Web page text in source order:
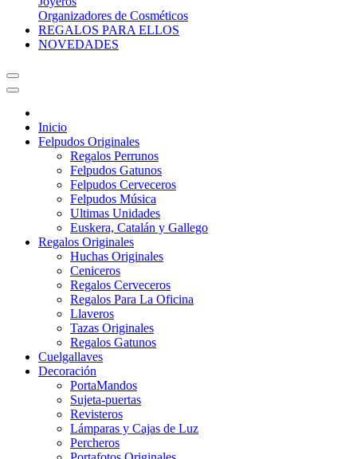
Organizadores de Cosméticos
REGALOS PARA ELLOS
NOVEDADES
Inicio
Felpudos Originales
Regalos Perrunos
Felpudos Gatunos
Felpudos Cerveceros
Felpudos Música
Ultimas Unidades
Euskera, Catalán y Gallego
Regalos Originales
Huchas Originales
Ceniceros
Regalos Cerveceros
Regalos Para La Oficina
Llaveros
Tazas Originales
Regalos Gatunos
Cuelgallaves
Decoración
PortaMandos
Sujeta-puertas
Revisteros
Lámparas y Cajas de Luz
Percheros